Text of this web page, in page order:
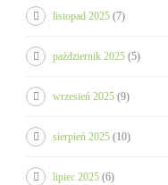
listopad 2025 (7)
październik 2025 (5)
wrzesień 2025 (9)
sierpień 2025 (10)
lipiec 2025 (6)